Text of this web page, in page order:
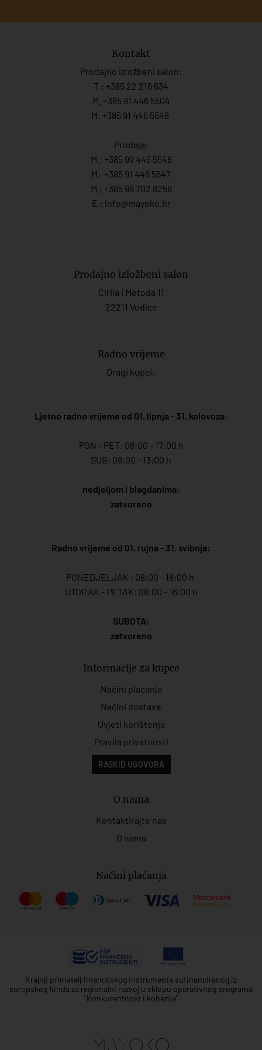
Kontakt
Prodajno izložbeni salon:
T.: +385 22 216 634
M. +385 91 446 5504
M: +385 91 446 5548
Prodaja:
M.: +385 99 446 5548
M: +385 91 446 5547
M.: +385 99 702 8258
E.: info@mayoko. hr
Prodajno izložbeni salon
Ćirila i Metoda 11
22211 Vodice
Radno vrijeme
Dragi kupci,
Ljetno radno vrijeme od 01. lipnja - 31. kolovoza:
PON - PET: 08:00 - 17:00 h
SUB: 08:00 - 13:00 h
nedjeljom i blagdanima:
zatvoreno
Radno vrijeme od 01. rujna - 31. svibnja:
PONEDJELJAK : 08:00 - 18:00 h
UTORAK - PETAK: 08:00 - 16:00 h
SUBOTA:
zatvoreno
Informacije za kupce
Načini plaćanja
Načini dostave
Uvjeti korištenja
Pravila privatnosti
RASKID UGOVORA
O nama
Kontaktirajte nas
O nama
Načini plaćanja
Krajnji primatelj financijskog instrumenta sufinanciranog iz
europskog fonda za regionalni razvoj u sklopu operativnog programa
"Konkurentnost i kohezija"